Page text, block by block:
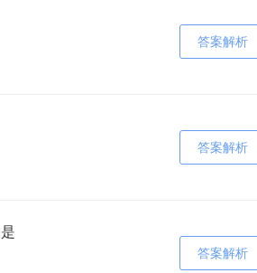
答案解析
答案解析
答案解析